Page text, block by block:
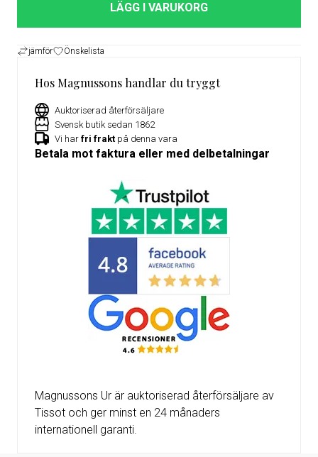
LÄGG I VARUKORG
jämför Önskelista
Hos Magnussons handlar du tryggt
Auktoriserad återförsäljare
Svensk butik sedan 1862
Vi har fri frakt på denna vara
Betala mot faktura eller med delbetalningar
Magnussons Ur är auktoriserad återförsäljare av
Tissot och ger minst en 24 månaders
internationell garanti.